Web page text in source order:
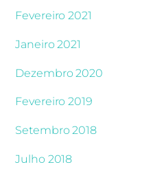
Fevereiro 2021
Janeiro 2021
Dezembro 2020
Fevereiro 2019
Setembro 2018
Julho 2018